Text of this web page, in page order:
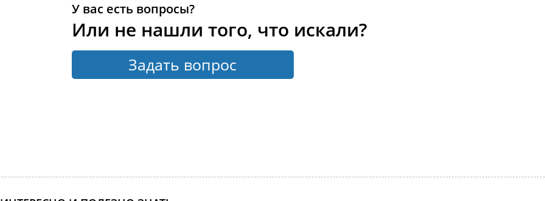
У вас есть вопросы?
Или не нашли того, что искали?
Задать вопрос